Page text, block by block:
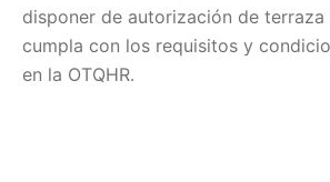
disponer de autorización de terraza
cumpla con los requisitos y
en la OTQHR.